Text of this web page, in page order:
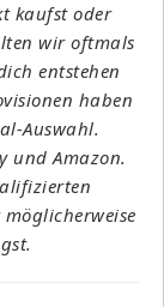
kaufst oder
wir oftmals
entstehen
haben
Auswahl.
und Amazon.